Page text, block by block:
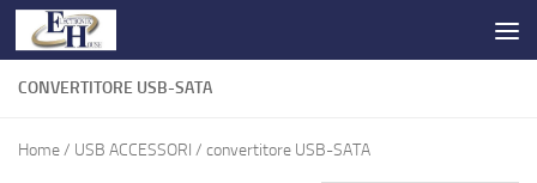
Salta al contenuto
CONVERTITORE USB-SATA
Home/ USB ACCESSORI / convertitore USB-SATA